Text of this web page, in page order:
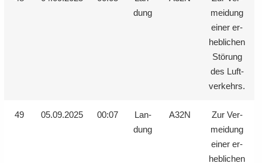
dung
mei­dung
einer er­
heb­li­chen
Stö­rung
des Luft­
ver­kehrs.
49 05.09.2025 00:07
Lan­
dung
A32N
Zur Ver­
mei­dung
einer er­
heb­li­chen